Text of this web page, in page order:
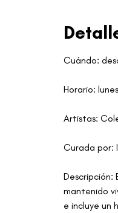
Cuándo:
Horario:
Artistas:
Curada por:
Descripción:
mantenido
e incluye un